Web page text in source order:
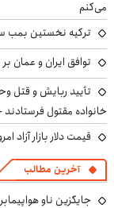
می‌کنم
ترکیه نخستین بمب
توافق ایران و عمان
تأیید ربایش و قتل
خانواده مقتول
قیمت دلار بازار آزاد امروز شنبه
آخرین مطالب
جایگزین ناو